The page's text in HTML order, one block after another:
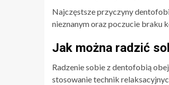
Najczęstsze przyczyny
nieznanym oraz poczucie braku
Jak można radzić
Radzenie sobie z dentofobią
stosowanie technik